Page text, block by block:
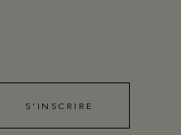
S'INSCRIRE